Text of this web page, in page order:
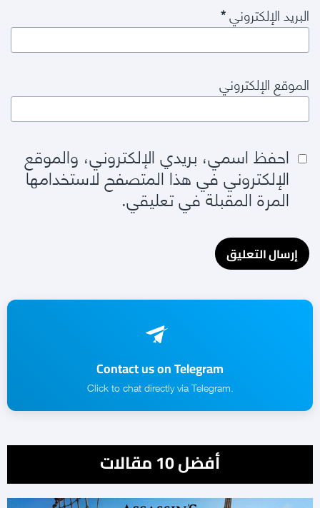
البريد الإلكتروني*
الموقع الإلكتروني
احفظ اسمي، بريدي الإلكتروني، والموقع
الإلكتروني في هذا المتصفح لاستخدامها
المرة المقبلة في تعليقي.
Contact us on Telegram
.Click to chat directly via Telegram
أفضل 10 مقالات